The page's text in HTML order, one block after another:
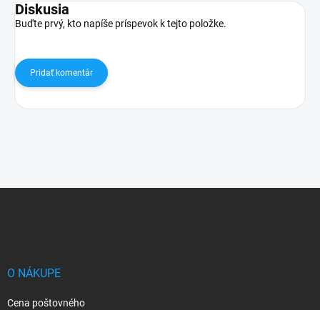
Diskusia
Buďte prvý, kto napíše príspevok k tejto položke.
Pridať komentár
O NÁKUPE
Cena poštovného